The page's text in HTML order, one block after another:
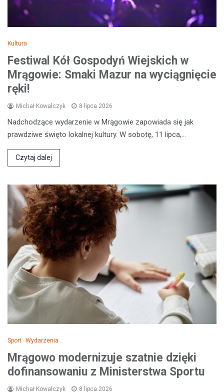
Kultura
Festiwal Kół Gospodyń Wiejskich w
Mrągowie: Smaki Mazur na wyciągnięcie
ręki!
Michał Kowalczyk 8 lipca 2026
Nadchodzące wydarzenie w Mrągowie zapowiada się jak
prawdziwe święto lokalnej kultury. W sobotę, 11 lipca,…
Czytaj dalej
Sport Wydarzenia
Mrągowo modernizuje szatnie dzięki
dofinansowaniu z Ministerstwa Sportu
Michał Kowalczyk 8 lipca 2026